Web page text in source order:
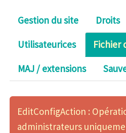
Gestion du site Droits
Utilisateurices
Fichier
MAJ / extensions
EditConfigAction :
administrateurs